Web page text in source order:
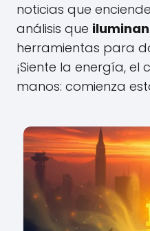
noticias que
análisis que
herramientas para
¡Siente la energía, el
manos: comienza